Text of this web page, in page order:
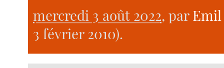
mercredi 3 août 2022, par
3 février 2010).